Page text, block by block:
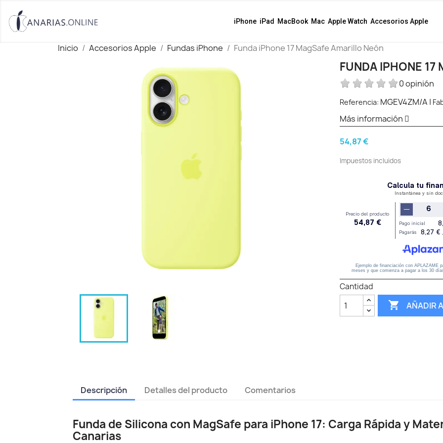
iPhone iPad MacBook Mac Apple Watch Accesorios Apple
Inicio Accesorios Apple Fundas iPhone Funda iPhone 17 MagSafe Amarillo Neón
FUNDA IPHONE 17
0 opinión
Referencia: MGEV4ZM/A |
Más información
54,87 €
Impuestos incluidos
Cantidad
 AÑADIR
Descripción Detalles del producto Comentarios
Funda de Silicona con MagSafe para iPhone 17: Carga Rápida y
Canarias